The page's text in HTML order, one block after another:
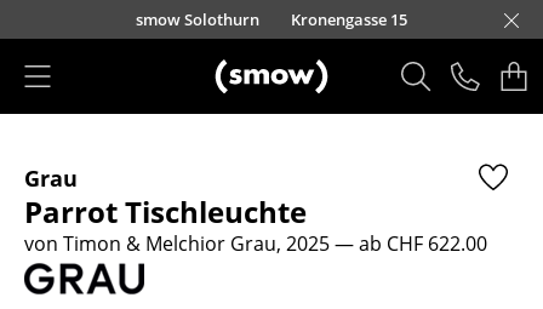
Direkt zum Inhaltsmow Solothurn Kronengasse 15
Sitzmöbel
Esszimmerstühle
Sofas
Grau
Parrot Tischleuchte
von Timon & Melchior Grau, 2025— ab CHF 622.00